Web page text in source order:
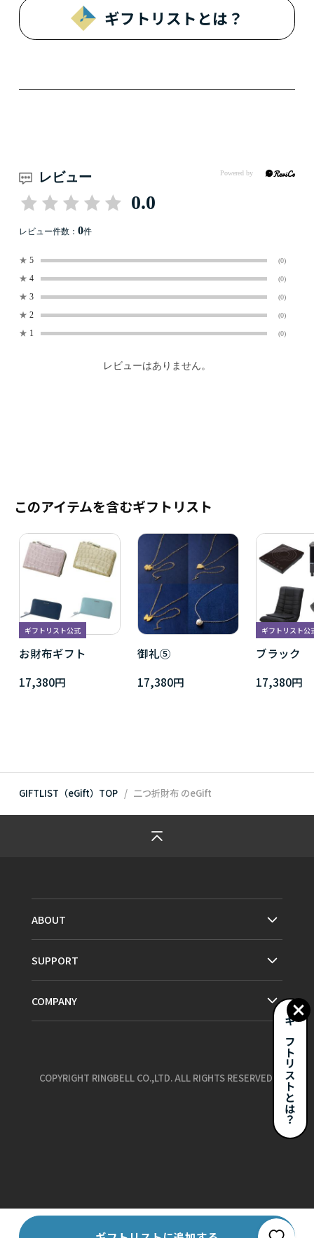
お気に入り
ギフトリストとは？
レビュー
0.0
レビュー件数： 0件
★ 5 (0)
★ 4 (0)
★ 3 (0)
★ 2 (0)
★ 1 (0)
レビューはありません。
このアイテムを含むギフトリスト
ギフトリスト公式
お財布ギフト
17,380円
御礼⑤
17,380円
ギフトリスト公
ブラック
17,380円
GIFTLIST（eGift）TOP 二つ折財布 のeGift
ギフトリストとは？
ABOUT
SUPPORT
COMPANY
COPYRIGHT RINGBELL CO.,LTD. ALL RIGHTS RESERVED.